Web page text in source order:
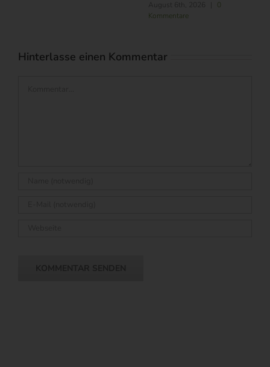
August 6th, 2026
0
Kommentare
Hinterlasse einen Kommentar